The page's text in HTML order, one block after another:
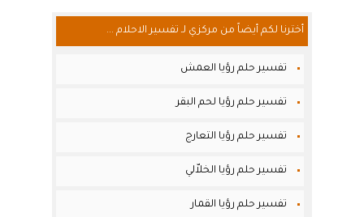
أخترنا لكم أيضاً من مركزي لـ تفسير الاحلام ...
تفسير حلم رؤيا العمش
تفسير حلم رؤيا لحم البقر
تفسير حلم رؤيا التعارج
تفسير حلم رؤيا الخلاّلي
تفسير حلم رؤيا القمار